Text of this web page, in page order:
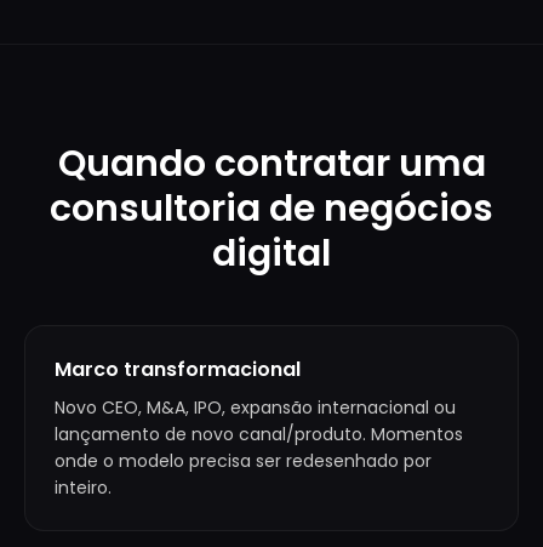
Quando contratar uma
consultoria de negócios
digital
Marco transformacional
Novo CEO, M&A, IPO, expansão internacional ou
lançamento de novo canal/produto. Momentos
onde o modelo precisa ser redesenhado por
inteiro.